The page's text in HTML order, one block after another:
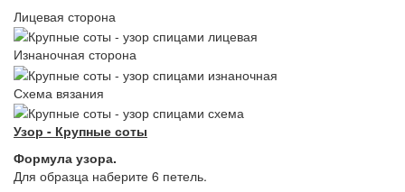
Лицевая сторона
Изнаночная сторона
Схема вязания
Узор - Крупные соты
Формула узора.
Для образца наберите 6 петель.